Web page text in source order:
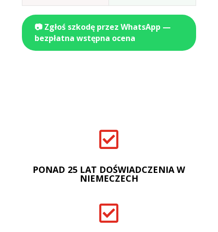
📷 Zgłoś szkodę przez WhatsApp —
bezpłatna wstępna ocena

PONAD 25 LAT DOŚWIADCZENIA W
NIEMECZECH
